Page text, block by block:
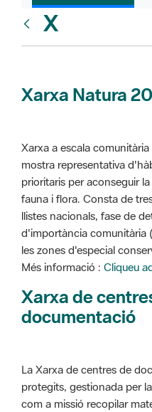
X
Xarxa Natura
Xarxa a escala
mostra representativa
prioritaris per aconseguir
fauna i flora. Consta de
llistes nacionals, fase de
d'importància comunitària
les zones d'especial
Més informació : Cliqueu
Xarxa de
documentació
La Xarxa de centres de
protegits, gestionada per
com a missió recopilar